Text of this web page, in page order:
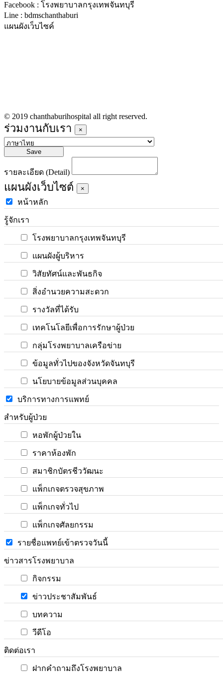
Facebook : โรงพยาบาลกรุงเทพจันทบุรี
Line : bdmschanthaburi
แผนผังเว็บไซค์
© 2019 chanthaburihospital all right reserved.
ร่วมงานกับเรา ×
Save
รายละเอียด (Detail)
แผนผังเว็บไซต์ ×
หน้าหลัก
รู้จักเรา
โรงพยาบาลกรุงเทพจันทบุรี
แผนผังผู้บริหาร
วิสัยทัศน์และพันธกิจ
สิ่งอำนวยความสะดวก
รางวัลที่ได้รับ
เทคโนโลยีเพื่อการรักษาผู้ป่วย
กลุ่มโรงพยาบาลเครือข่าย
ข้อมูลทั่วไปของจังหวัดจันทบุรี
นโยบายข้อมูลส่วนบุคคล
บริการทางการแพทย์
สำหรับผู้ป่วย
หอพักผู้ป่วยใน
ราคาห้องพัก
สมาชิกบัตรชีววัฒนะ
แพ็กเกจตรวจสุขภาพ
แพ็กเกจทั่วไป
แพ็กเกจศัลยกรรม
รายชื่อแพทย์เข้าตรวจวันนี้
ข่าวสารโรงพยาบาล
กิจกรรม
ข่าวประชาสัมพันธ์
บทความ
วีดีโอ
ติดต่อเรา
ฝากคำถามถึงโรงพยาบาล